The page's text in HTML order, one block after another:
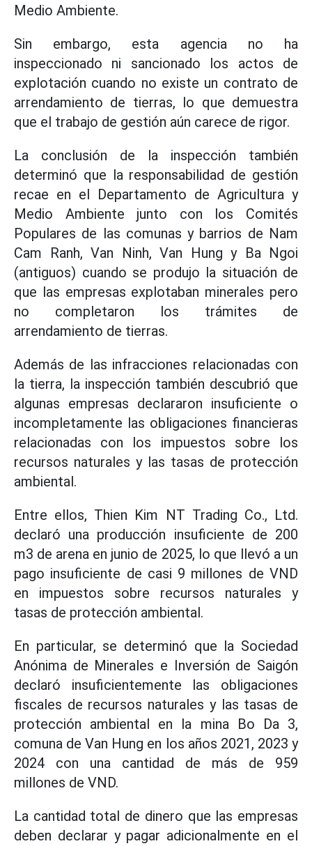
Medio Ambiente.
Sin embargo, esta agencia no ha
inspeccionado ni sancionado los actos de
explotación cuando no existe un contrato de
arrendamiento de tierras, lo que demuestra
que el trabajo de gestión aún carece de rigor.
La conclusión de la inspección también
determinó que la responsabilidad de gestión
recae en el Departamento de Agricultura y
Medio Ambiente junto con los Comités
Populares de las comunas y barrios de Nam
Cam Ranh, Van Ninh, Van Hung y Ba Ngoi
(antiguos) cuando se produjo la situación de
que las empresas explotaban minerales pero
no completaron los trámites de
arrendamiento de tierras.
Además de las infracciones relacionadas con
la tierra, la inspección también descubrió que
algunas empresas declararon insuficiente o
incompletamente las obligaciones financieras
relacionadas con los impuestos sobre los
recursos naturales y las tasas de protección
ambiental.
Entre ellos, Thien Kim NT Trading Co., Ltd.
declaró una producción insuficiente de 200
m3 de arena en junio de 2025, lo que llevó a un
pago insuficiente de casi 9 millones de VND
en impuestos sobre recursos naturales y
tasas de protección ambiental.
En particular, se determinó que la Sociedad
Anónima de Minerales e Inversión de Saigón
declaró insuficientemente las obligaciones
fiscales de recursos naturales y las tasas de
protección ambiental en la mina Bo Da 3,
comuna de Van Hung en los años 2021, 2023 y
2024 con una cantidad de más de 959
millones de VND.
La cantidad total de dinero que las empresas
deben declarar y pagar adicionalmente en el